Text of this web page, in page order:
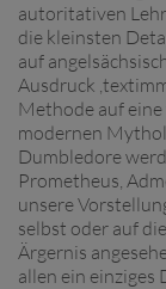
autoritativen
die kleinsten
auf
Ausdruck
Methode auf
modernen
Dumbledore
Prometheus,
unsere
selbst oder auf
Ärgernis
allen ein einziges